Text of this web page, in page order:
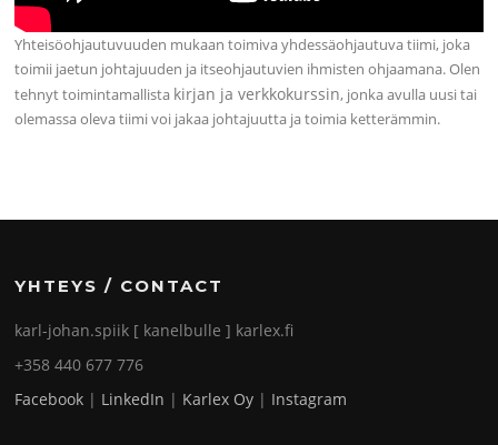
Yhteisöohjautuvuuden mukaan toimiva yhdessäohjautuva tiimi, joka
toimii jaetun johtajuuden ja itseohjautuvien ihmisten ohjaamana. Olen
tehnyt toimintamallista kirjan ja verkkokurssin, jonka avulla uusi tai
olemassa oleva tiimi voi jakaa johtajuutta ja toimia ketterämmin.
YHTEYS / CONTACT
karl-johan.spiik [ kanelbulle ] karlex.fi
+358 440 677 776
Facebook | LinkedIn | Karlex Oy | Instagram